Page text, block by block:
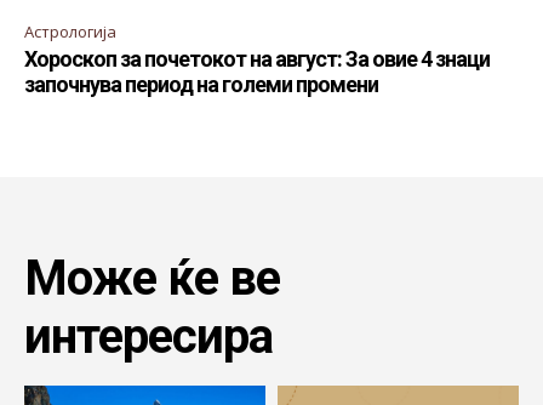
Астрологија
Хороскоп за почетокот на август: За овие 4 знаци
започнува период на големи промени
Може ќе ве
интересира